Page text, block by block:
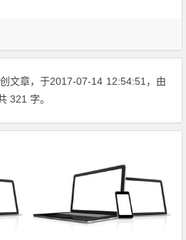
文章，于2017-07-14 12:54:51 ，由
321 字。